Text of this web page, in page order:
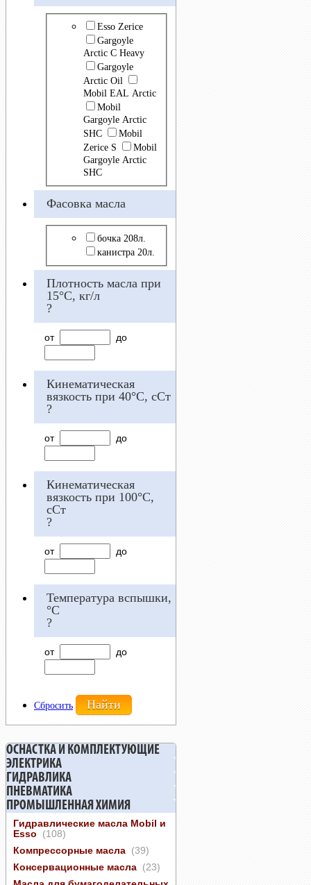
Esso Zerice
Gargoyle
Arctic C Heavy
Gargoyle
Arctic Oil
Mobil EAL Arctic
Mobil
Gargoyle Arctic
SHC
Mobil
Zerice S
Mobil
Gargoyle Arctic
SHC
Фасовка масла
бочка 208л.
канистра 20л.
Плотность масла при
15°С, кг/л
?
от до
Кинематическая
вязкость при 40°С, сСт
?
от до
Кинематическая
вязкость при 100°С,
сСт
?
от до
Температура вспышки,
°С
?
от до
Сбросить
ОСНАСТКА И КОМПЛЕКТУЮЩИЕ
ЭЛЕКТРИКА
ГИДРАВЛИКА
ПНЕВМАТИКА
ПРОМЫШЛЕННАЯ ХИМИЯ
Гидравлические масла Mobil и
Esso
(108)
Компрессорные масла (39)
Консервационные масла (23)